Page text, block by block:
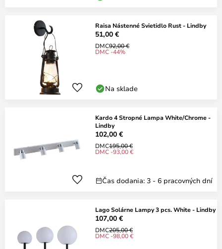
Raisa Nástenné Svietidlo Rust - Lindby
51,00 €
DMC92,00 €
DMC -44%
Na sklade
Kardo 4 Stropné Lampa White/Chrome -
Lindby
102,00 €
DMC195,00 €
DMC -93,00 €
Čas dodania: 3 - 6 pracovných dní
Lago Solárne Lampy 3 pcs. White - Lindby
107,00 €
DMC205,00 €
DMC -98,00 €